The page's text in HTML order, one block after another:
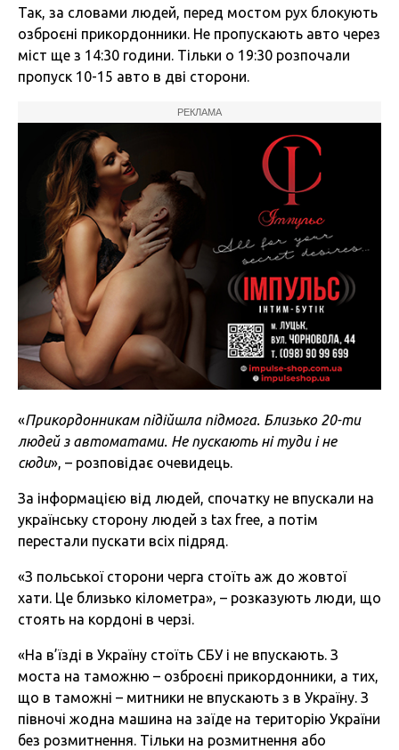
Так, за словами людей, перед мостом рух блокують
озброєні прикордонники. Не пропускають авто через
міст ще з 14:30 години. Тільки о 19:30 розпочали
пропуск 10-15 авто в дві сторони.
РЕКЛАМА
«Прикордонникам підійшла підмога. Близько 20-ти
людей з автоматами. Не пускають ні туди і не
сюди», – розповідає очевидець.
За інформацією від людей, спочатку не впускали на
українську сторону людей з tax free, а потім
перестали пускати всіх підряд.
«З польської сторони черга стоїть аж до жовтої
хати. Це близько кілометра», – розказують люди, що
стоять на кордоні в черзі.
«На в’їзді в Україну стоїть СБУ і не впускають. З
моста на таможню – озброєні прикордонники, а тих,
що в таможні – митники не впускають з в Україну. З
півночі жодна машина на заїде на територію України
без розмитнення. Тільки на розмитнення або